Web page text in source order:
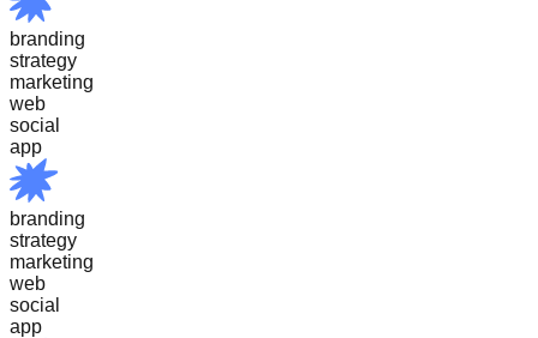
branding
strategy
marketing
web
social
app
branding
strategy
marketing
web
social
app